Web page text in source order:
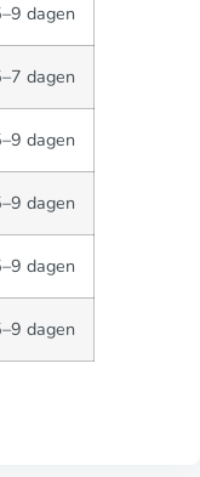
dagen
dagen
dagen
dagen
dagen
dagen